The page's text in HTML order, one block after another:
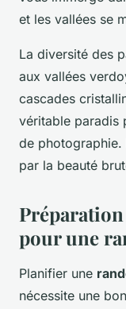
et les vallées se
La diversité des
aux vallées
cascades
véritable paradis
de photographie.
par la beauté
pour une
Planifier une
nécessite une